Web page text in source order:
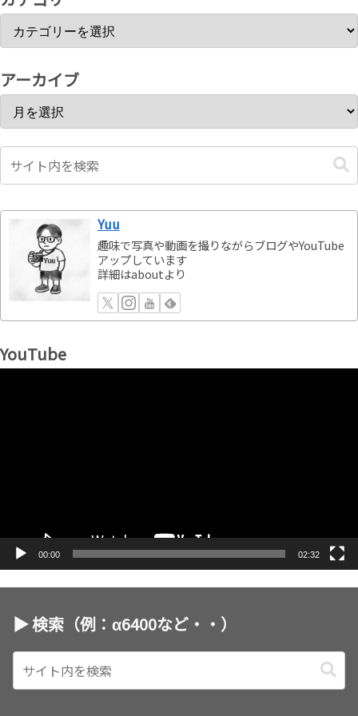
アーカイブ
Yuu
趣味で写真や動画を撮りながらブログやYouTube
アップしています
詳細はaboutより
YouTube
00:00 02:32
▶︎ 検索（例：α6400など・・）